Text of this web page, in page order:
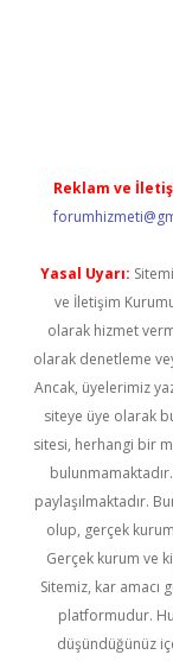
Reklam ve
Yasal Uyarı:
ve İletişim
olarak hizmet
olarak denetleme
Ancak, üyelerimiz
siteye üye olarak
sitesi, herhangi bir
paylaşılmaktadır.
olup, gerçek
Gerçek kurum ve
Sitemiz, kar amacı
platformudur.
düşündüğünüz